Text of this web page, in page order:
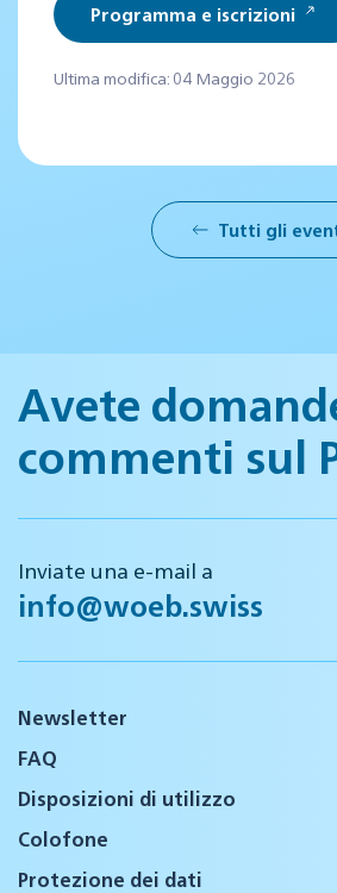
Programma e iscrizioni
Ultima modifica: 04 Maggio 2026
Tutti gli
Avete
commenti sul
Inviate una e-mail a
info@woeb.swiss
Newsletter
FAQ
Disposizioni di utilizzo
Colofone
Protezione dei dati